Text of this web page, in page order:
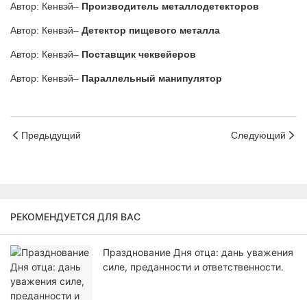
Автор: Кенвэй– Производитель металлодетекторов
Автор: Кенвэй– Детектор пищевого металла
Автор: Кенвэй– Поставщик чеквейеров
Автор: Кенвэй– Параллельный манипулятор
Предыдущий Следующий
РЕКОМЕНДУЕТСЯ ДЛЯ ВАС
Празднование Дня отца: дань уважения
силе, преданности и ответственности.